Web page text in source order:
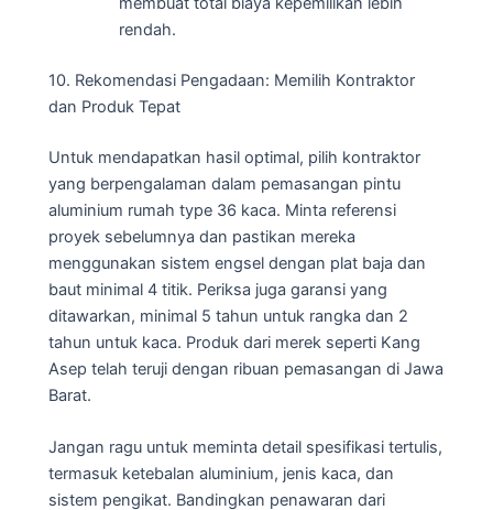
rendah.
10. Rekomendasi Pengadaan: Memilih Kontraktor
dan Produk Tepat
Untuk mendapatkan hasil optimal, pilih kontraktor
yang berpengalaman dalam pemasangan pintu
aluminium rumah type 36 kaca. Minta referensi
proyek sebelumnya dan pastikan mereka
menggunakan sistem engsel dengan plat baja dan
baut minimal 4 titik. Periksa juga garansi yang
ditawarkan, minimal 5 tahun untuk rangka dan 2
tahun untuk kaca. Produk dari merek seperti Kang
Asep telah teruji dengan ribuan pemasangan di Jawa
Barat.
Jangan ragu untuk meminta detail spesifikasi tertulis,
termasuk ketebalan aluminium, jenis kaca, dan
sistem pengikat. Bandingkan penawaran dari